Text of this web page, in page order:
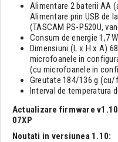
Alimentare 2 baterii AA
Alimentare prin USB de
(TASCAM PS-P520U,
Consum de energie 1,7
Dimensiuni (L x H x A)
microfoanele in
(cu microfoanele in
Greutate 184/136 g (cu/
Interval de temperatura
Actualizare firmware v1.10
07XP
Noutati in versiunea 1.10: